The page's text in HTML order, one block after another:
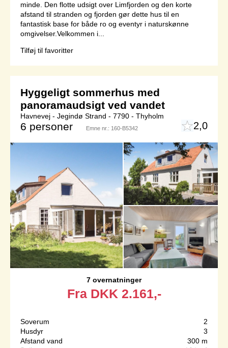
minde. Den flotte udsigt over Limfjorden og den korte
afstand til stranden og fjorden gør dette hus til en
fantastisk base for både ro og eventyr i naturskønne
omgivelser.Velkommen i...
Tilføj til favoritter
Hyggeligt sommerhus med
panoramaudsigt ved vandet
Havnevej - Jegindø Strand - 7790 - Thyholm
6 personer Emne nr.: 160-B5342 2,0
7 overnatninger
Fra DKK 2.161,-
Soverum
2
Husdyr
3
Afstand vand
300 m